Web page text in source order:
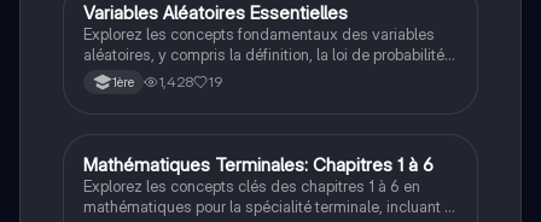
Maths
Variables Aléatoires Essentielles
Explorez les concepts fondamentaux des variables
aléatoires, y compris la définition, la loi de probabilité,
l'espérance, la variance et l'écart type. Ce résumé est
idéal pour les étudiants en mathématiques souhaitant
1ère 1,428 19
Maths
Mathématiques Terminales: Chapitres 1 à 6
Explorez les concepts clés des chapitres 1 à 6 en
mathématiques pour la spécialité terminale, incluant la